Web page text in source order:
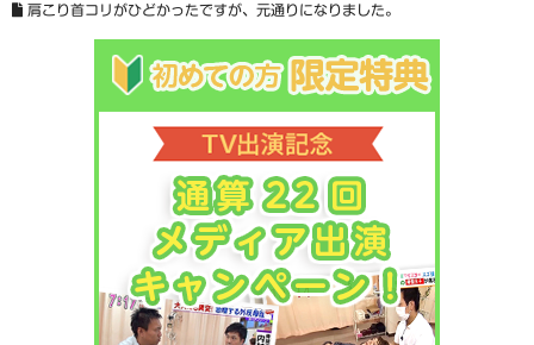
肩こり首コリがひどかったですが、元通りになりました。